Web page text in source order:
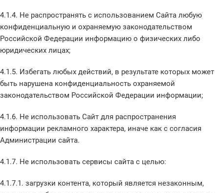
4.1.4. Не распространять с использованием Сайта любую
конфиденциальную и охраняемую законодательством
Российской Федерации информацию о физических либо
юридических лицах;
4.1.5. Избегать любых действий, в результате которых может
быть нарушена конфиденциальность охраняемой
законодательством Российской Федерации информации;
4.1.6. Не использовать Сайт для распространения
информации рекламного характера, иначе как с согласия
Администрации сайта.
4.1.7. Не использовать сервисы сайта с целью:
4.1.7.1. загрузки контента, который является незаконным,